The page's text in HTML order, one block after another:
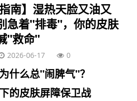
指南】湿热天脸又油又
急着"排毒"，你的皮肤
"救命"
2026-06-17 0
什么总"闹脾气"？
的皮肤屏障保卫战